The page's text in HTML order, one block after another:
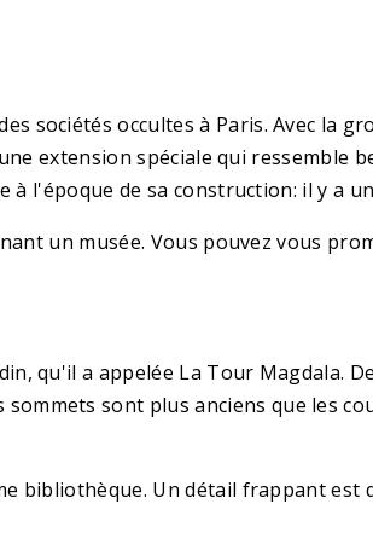
sociétés occultes à Paris. Avec la
extension spéciale qui ressemble
l'époque de sa construction: il y a
un musée. Vous pouvez vous
qu'il a appelée La Tour Magdala.
sont plus anciens que les
bibliothèque. Un détail frappant